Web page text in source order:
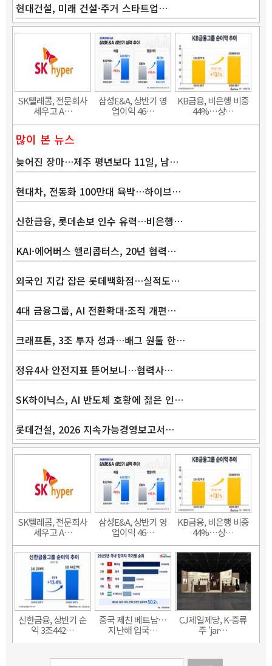
현대건설, 미래 건설·주거 스타트업…
SK텔레콤, 전문회사
세우고 A…
삼성E&A, 상반기 영
업이익 46…
KB금융, 비은행 비중
44%…상…
많이 본 뉴스
늦어진 장마…제주 평년보다 11일, 남…
현대차, 전동화 100만대 육박…하이브…
신한금융, 롯데손보 인수 유력…비은행…
KAI·에어버스 헬리콥터스, 20년 협력…
외국인 지갑 잡은 롯데백화점…실적도…
4대 금융그룹, AI 전환확대·조직 개편…
크래프톤, 3조 투자 성과…배그 원툴 한…
정유4사 안전지표 뜯어보니…협력사…
SK하이닉스, AI 반도체 호황에 젊은 인…
롯데건설, 2026 지속가능경영보고서…
SK텔레콤, 전문회사
세우고 A…
삼성E&A, 상반기 영
업이익 46…
KB금융, 비은행 비중
44%…상…
신한금융, 상반기 순
익 3조442…
중국 제친 베트남…
지난해 입국…
CJ제일제당, K-증류
주 ‘jar…